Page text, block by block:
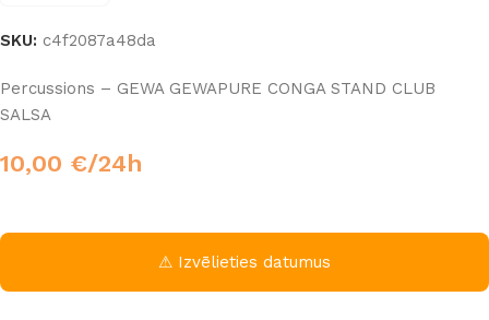
SKU: c4f2087a48da
Percussions – GEWA GEWAPURE CONGA STAND CLUB
SALSA
10,00 €/24h
⚠ Izvēlieties datumus